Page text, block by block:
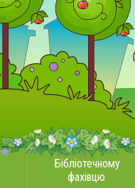
Бібліотечному
фахівцю